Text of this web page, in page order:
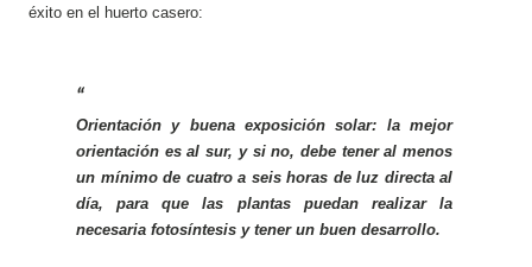
éxito en el huerto casero:
Orientación y buena exposición solar: la mejor
orientación es al sur, y si no, debe tener al menos
un mínimo de cuatro a seis horas de luz directa al
día, para que las plantas puedan realizar la
necesaria fotosíntesis y tener un buen desarrollo.